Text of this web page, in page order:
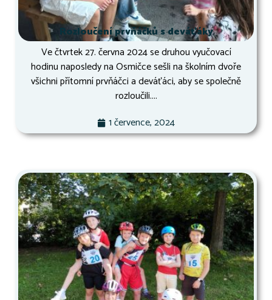
Rozloučení prvňáčků s deváťáky
Ve čtvrtek 27. června 2024 se druhou vyučovací
hodinu naposledy na Osmičce sešli na školním dvoře
všichni přítomní prvňáčci a deváťáci, aby se společně
rozloučili....
1 července, 2024